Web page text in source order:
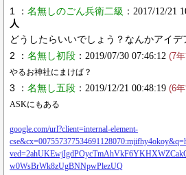
1 ： 名無しのごん兵衛二級 ：2017/12/21
人
どうしたらいいでしょう？なんかアイデ
2 ： 名無し初段 ：2019/07/30 07:46:12 (7
やるお神社にまけば？
3 ： 名無し五段 ：2019/12/21 00:48:19 (6
ASKにもある
google.com/url?client=internal-element-
w0WsBrWk8zUgBNNpwPlezUQ